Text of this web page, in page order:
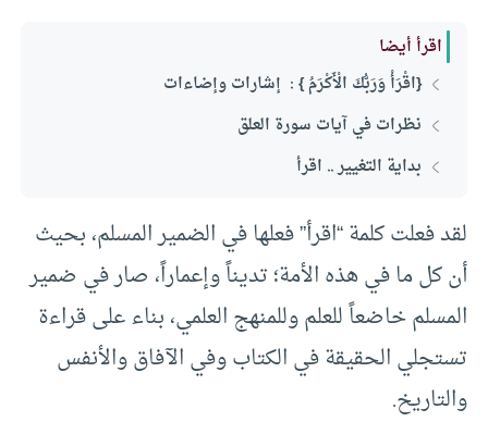
اقرأ أيضا
{اقْرَأْ وَرَبُّكَ الْأَكْرَمُ } : إشارات وإضاءات
نظرات في آيات سورة العلق
بداية التغيير .. اقرأ
لقد فعلت كلمة “اقرأ” فعلها في الضمير المسلم، بحيث
أن كل ما في هذه الأمة؛ تديناً وإعماراً، صار في ضمير
المسلم خاضعاً للعلم وللمنهج العلمي، بناء على قراءة
تستجلي الحقيقة في الكتاب وفي الآفاق والأنفس
والتاريخ.